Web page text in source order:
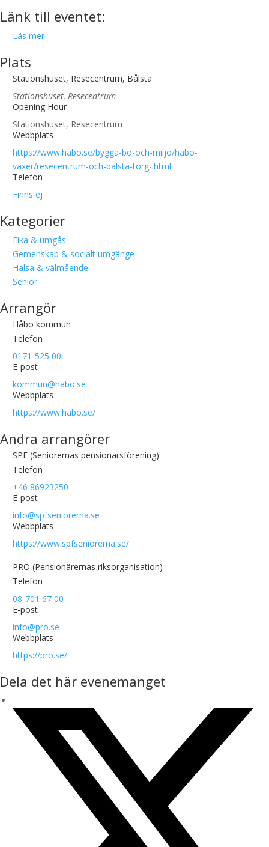
Länk till eventet:
Läs mer
Plats
Stationshuset, Resecentrum, Bålsta
Stationshuset, Resecentrum
Opening Hour
Stationshuset, Resecentrum
Webbplats
https://www.habo.se/bygga-bo-och-miljo/habo-
vaxer/resecentrum-och-balsta-torg-.html
Telefon
Finns ej
Kategorier
Fika & umgås
Gemenskap & socialt umgänge
Hälsa & välmående
Senior
Arrangör
Håbo kommun
Telefon
0171-525 00
E-post
kommun@habo.se
Webbplats
https://www.habo.se/
Andra arrangörer
SPF (Seniorernas pensionärsförening)
Telefon
+46 86923250
E-post
info@spfseniorerna.se
Webbplats
https://www.spfseniorerna.se/
PRO (Pensionärernas riksorganisation)
Telefon
08-701 67 00
E-post
info@pro.se
Webbplats
https://pro.se/
Dela det här evenemanget